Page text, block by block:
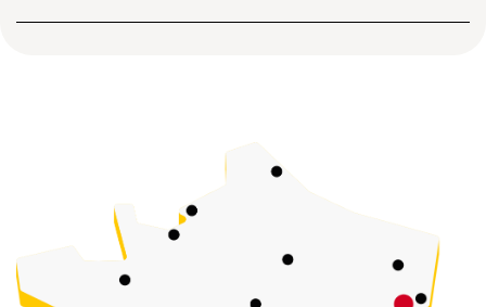
Type “espace scénique intégré”